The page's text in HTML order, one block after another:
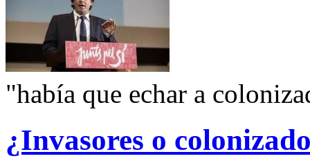
"había que echar a
¿Invasores o